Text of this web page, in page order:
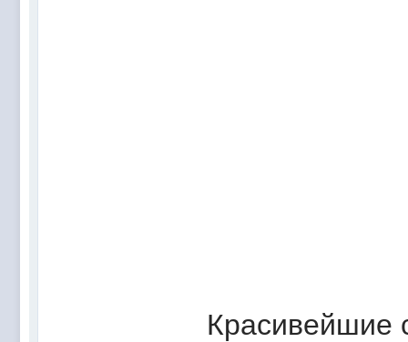
Красивейшие